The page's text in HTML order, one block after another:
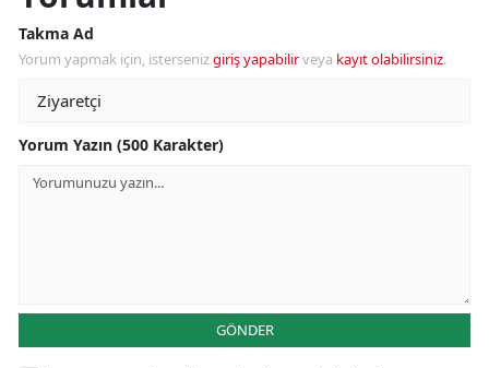
Takma Ad
Yorum yapmak için, istersenizgiriş yapabilirveya kayıt olabilirsiniz.
Yorum Yazın (500 Karakter)
GÖNDER